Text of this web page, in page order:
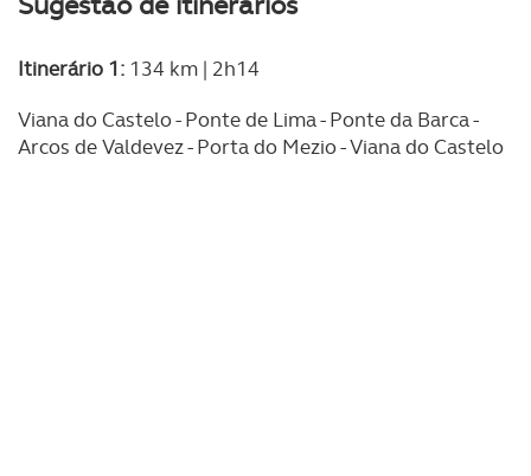
Itinerário 1: 134 km | 2h14
Viana do Castelo - Ponte de Lima - Ponte da Barca -
Arcos de Valdevez - Porta do Mezio - Viana do Castelo